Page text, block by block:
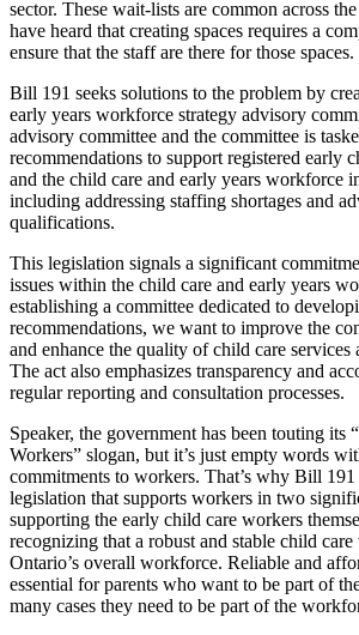
sector. These wait-lists are common across
have heard that creating spaces requires a
ensure that the staff are there for those spaces.
Bill 191 seeks solutions to the problem by
early years workforce strategy advisory
advisory committee and the committee is
recommendations to support registered early
and the child care and early years workforce
including addressing staffing shortages and
qualifications.
This legislation signals a significant
issues within the child care and early years
establishing a committee dedicated to
recommendations, we want to improve the
and enhance the quality of child care services
The act also emphasizes transparency and
regular reporting and consultation processes.
Speaker, the government has been touting its
Workers” slogan, but it’s just empty words
commitments to workers. That’s why Bill 191
legislation that supports workers in two
supporting the early child care workers
recognizing that a robust and stable child
Ontario’s overall workforce. Reliable and
essential for parents who want to be part of
many cases they need to be part of the